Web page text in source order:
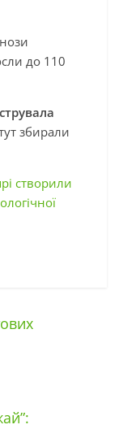
до 110
збирали
створили